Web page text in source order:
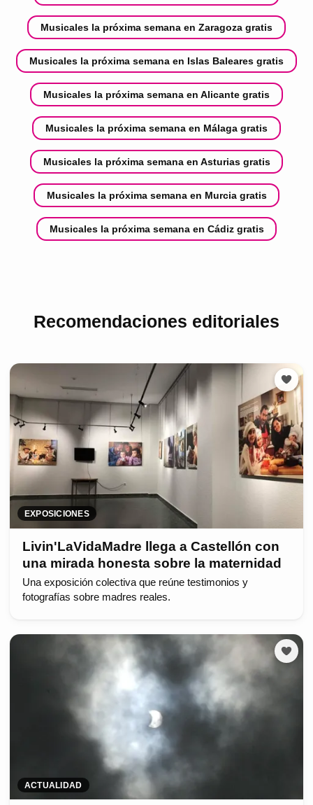
Musicales la próxima semana en Zaragoza gratis
Musicales la próxima semana en Islas Baleares gratis
Musicales la próxima semana en Alicante gratis
Musicales la próxima semana en Málaga gratis
Musicales la próxima semana en Asturias gratis
Musicales la próxima semana en Murcia gratis
Musicales la próxima semana en Cádiz gratis
Recomendaciones editoriales
EXPOSICIONES
Livin'LaVidaMadre llega a Castellón con
una mirada honesta sobre la maternidad
Una exposición colectiva que reúne testimonios y
fotografías sobre madres reales.
ACTUALIDAD